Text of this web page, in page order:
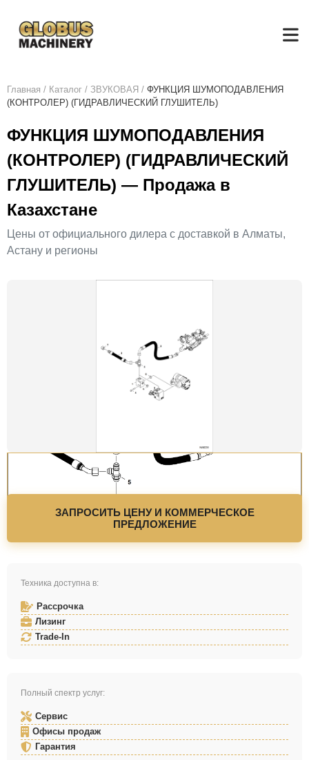
Главная / Каталог / ЗВУКОВАЯ / ФУНКЦИЯ ШУМОПОДАВЛЕНИЯ
(КОНТРОЛЕР) (ГИДРАВЛИЧЕСКИЙ ГЛУШИТЕЛЬ)
ФУНКЦИЯ ШУМОПОДАВЛЕНИЯ
(КОНТРОЛЕР) (ГИДРАВЛИЧЕСКИЙ
ГЛУШИТЕЛЬ) — Продажа в
Казахстане
Цены от официального дилера с доставкой в Алматы,
Астану и регионы
ЗАПРОСИТЬ ЦЕНУ И КОММЕРЧЕСКОЕ
ПРЕДЛОЖЕНИЕ
Техника доступна в:
Рассрочка
Лизинг
Trade-In
Полный спектр услуг:
Сервис
Офисы продаж
Гарантия